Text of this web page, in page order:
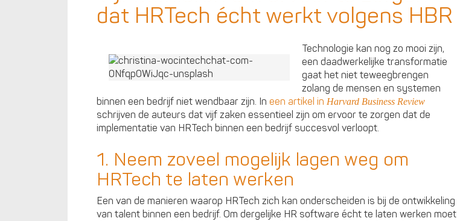
dat HRTech écht werkt volgens HBR
Technologie kan nog zo mooi zijn,
een daadwerkelijke transformatie
gaat het niet teweegbrengen
zolang de mensen en systemen
binnen een bedrijf niet wendbaar zijn. In een artikel in Harvard Business Review
schrijven de auteurs dat vijf zaken essentieel zijn om ervoor te zorgen dat de
implementatie van HRTech binnen een bedrijf succesvol verloopt.
1. Neem zoveel mogelijk lagen weg om
HRTech te laten werken
Een van de manieren waarop HRTech zich kan onderscheiden is bij de ontwikkeling
van talent binnen een bedrijf. Om dergelijke HR software écht te laten werken moet